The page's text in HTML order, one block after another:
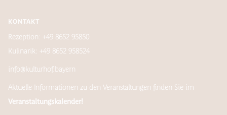
KONTAKT
Rezeption: +49 8652 95850
Kulinarik: +49 8652 958524
info@kulturhof.bayern
Aktuelle Informationen zu den Veranstaltungen finden Sie im
Veranstaltungskalender!